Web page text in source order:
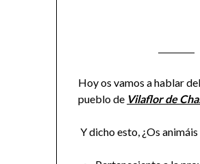
Hoy os vamos a hablar
pueblo de Vilaflor de
Y dicho esto, ¿Os